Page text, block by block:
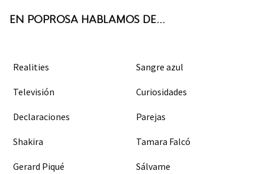
EN POPROSA HABLAMOS DE...
Realities Sangre azul
Televisión Curiosidades
Declaraciones Parejas
Shakira Tamara Falcó
Gerard Piqué Sálvame